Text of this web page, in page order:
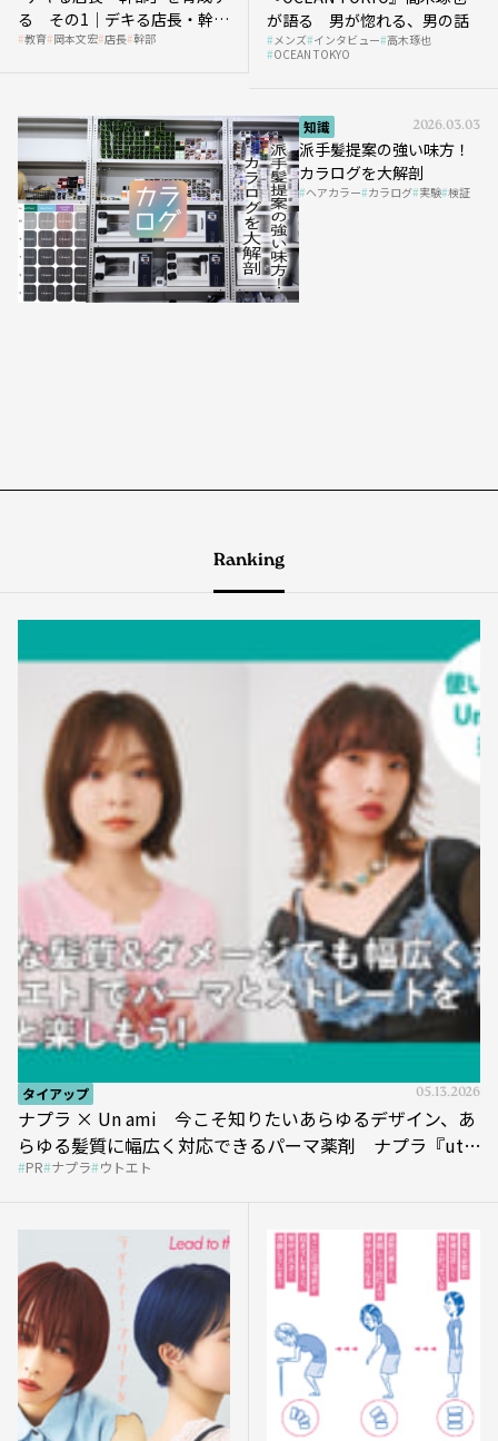
る その1｜デキる店長・幹部
の「任せ方」
教育 岡本文宏 店長 幹部
が語る 男が惚れる、男の話
メンズ インタビュー 高木琢也
OCEAN TOKYO
知識 2026.03.03
派手髪提案の強い味方！
カラログを大解剖
ヘアカラー カラログ 実験 検証
Ranking
タイアップ 05.13.2026
ナプラ × Un ami 今こそ知りたいあらゆるデザイン、あ
らゆる髪質に幅広く対応できるパーマ薬剤 ナプラ『ut-
et』
PR ナプラ ウトエト